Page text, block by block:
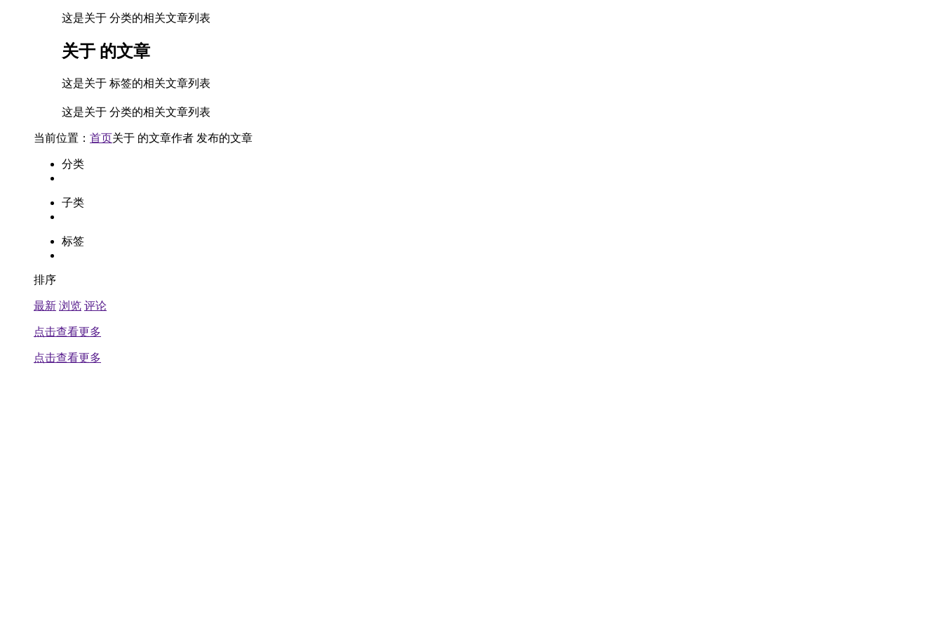
这是关于 分类的相关文章列表
关于 的文章
这是关于 标签的相关文章列表
这是关于 分类的相关文章列表
当前位置： 首页关于 的文章作者 发布的文章
分类
子类
标签
排序
最新 浏览 评论
点击查看更多
点击查看更多